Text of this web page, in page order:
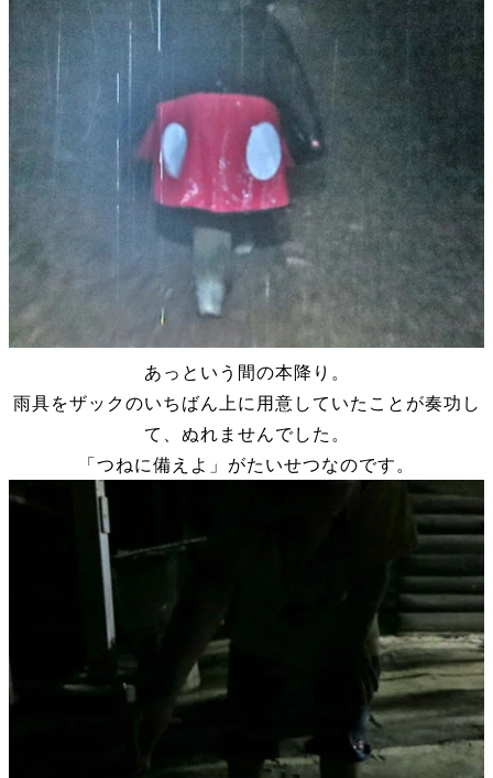
あっという間の本降り。
雨具をザックのいちばん上に用意していたことが奏功し
て、ぬれませんでした。
「つねに備えよ」がたいせつなのです。